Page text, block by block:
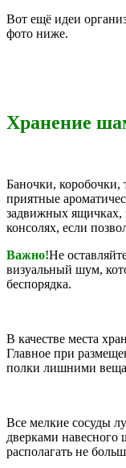
Вот ещё идеи
фото ниже.
Хранение
Баночки,
приятные
задвижных ящичках,
консолях, если
Важно!Не
визуальный шум,
беспорядка.
В качестве места
Главное при
полки лишними
Все мелкие сосуды
дверками навесного
располагать не